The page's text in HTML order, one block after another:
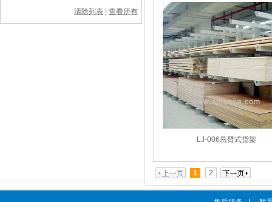
清除列表 查看所有
LJ-006悬臂式货架
1 2